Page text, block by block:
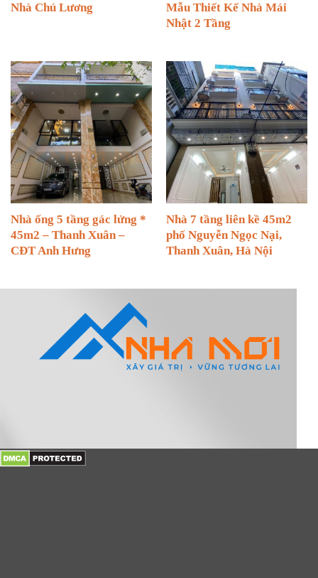
Nhà Chú Lương
Mẫu Thiết Kế Nhà Mái
Nhật 2 Tầng
Nhà ống 5 tầng gác lửng *
45m2 – Thanh Xuân –
CĐT Anh Hưng
Nhà 7 tầng liên kề 45m2
phố Nguyễn Ngọc Nại,
Thanh Xuân, Hà Nội